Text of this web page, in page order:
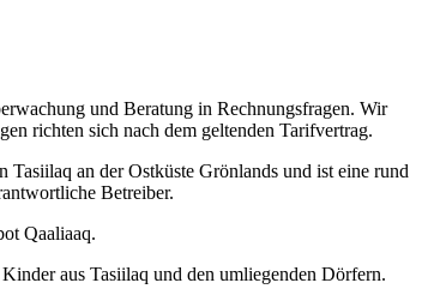
und Beratung in Rechnungsfragen. Wir
richten sich nach dem geltenden Tarifvertrag.
an der Ostküste Grönlands und ist eine rund
Betreiber.
Qaaliaaq.
aus Tasiilaq und den umliegenden Dörfern.